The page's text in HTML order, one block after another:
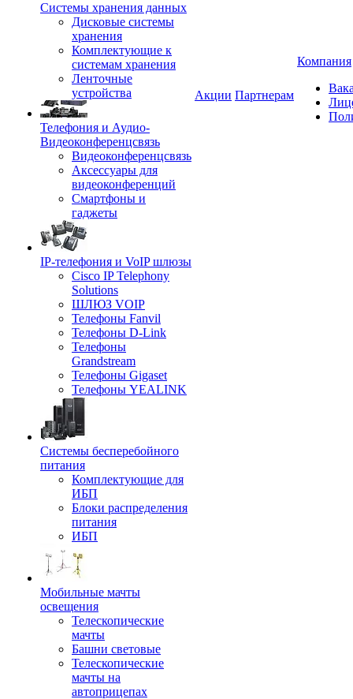
Системы хранения данных
Дисковые системы
хранения
Комплектующие к
системам хранения
Ленточные
устройства
Телефония и Аудио-
Видеоконференцсвязь
Видеоконференцсвязь
Аксессуары для
видеоконференций
Смартфоны и
гаджеты
IP-телефония и VoIP шлюзы
Cisco IP Telephony
Solutions
ШЛЮЗ VOIP
Телефоны Fanvil
Телефоны D-Link
Телефоны
Grandstream
Телефоны Gigaset
Телефоны YEALINK
Системы бесперебойного
питания
Комплектующие для
ИБП
Блоки распределения
питания
ИБП
Мобильные мачты
освещения
Телескопические
мачты
Башни световые
Телескопические
мачты на
автоприцепах
Акции Партнерам
Компания